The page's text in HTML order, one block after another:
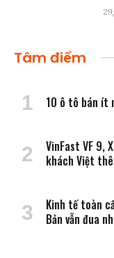
Tâm điểm
10 ô tô bán ít
VinFast VF 9,
khách Việt
Kinh tế toàn
Bản vẫn đua